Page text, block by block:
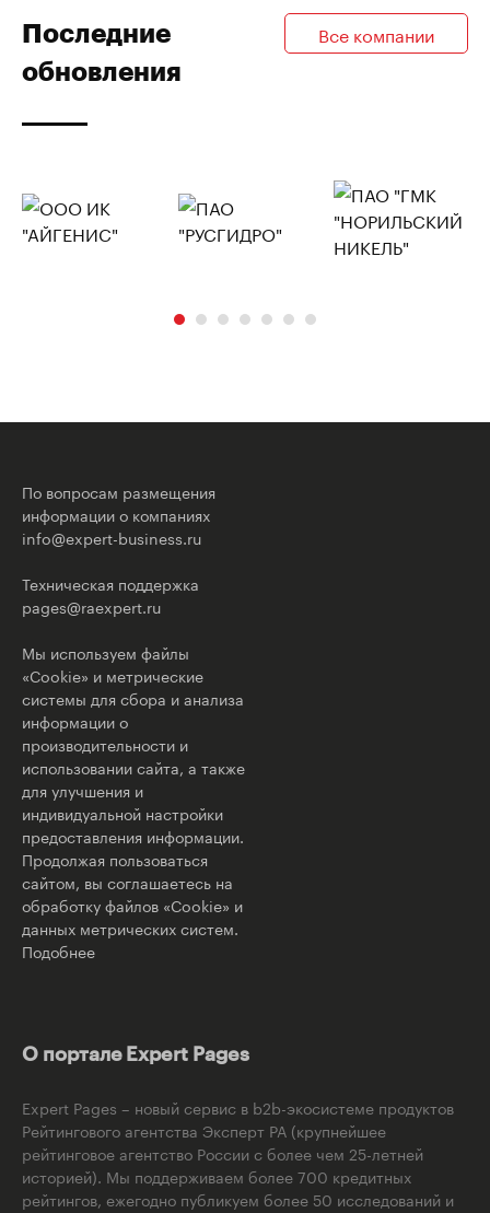
Последние
обновления
Все компании
По вопросам размещения
информации о компаниях
info@expert-business.ru
Техническая поддержка
pages@raexpert.ru
Мы используем файлы
«Cookie» и метрические
системы для сбора и анализа
информации о
производительности и
использовании сайта, а также
для улучшения и
индивидуальной настройки
предоставления информации.
Продолжая пользоваться
сайтом, вы соглашаетесь на
обработку файлов «Cookie» и
данных метрических систем.
Подобнее
О портале Expert Pages
Expert Pages – новый сервис в b2b-экосистеме продуктов
Рейтингового агентства Эксперт РА (крупнейшее
рейтинговое агентство России с более чем 25-летней
историей). Мы поддерживаем более 700 кредитных
рейтингов, ежегодно публикуем более 50 исследований и